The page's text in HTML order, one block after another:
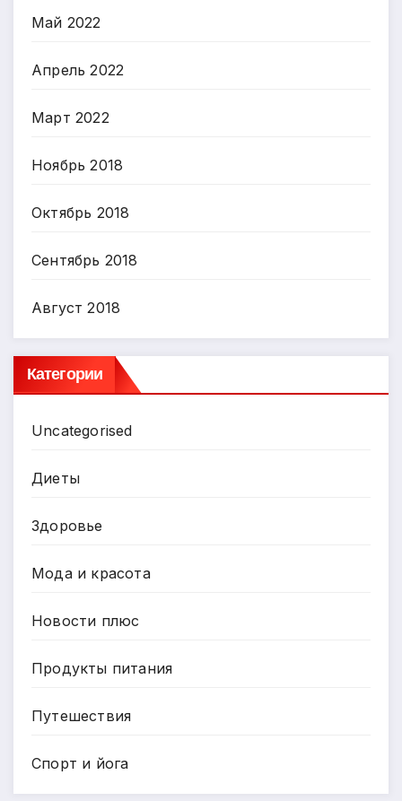
Май 2022
Апрель 2022
Март 2022
Ноябрь 2018
Октябрь 2018
Сентябрь 2018
Август 2018
Категории
Uncategorised
Диеты
Здоровье
Мода и красота
Новости плюс
Продукты питания
Путешествия
Спорт и йога